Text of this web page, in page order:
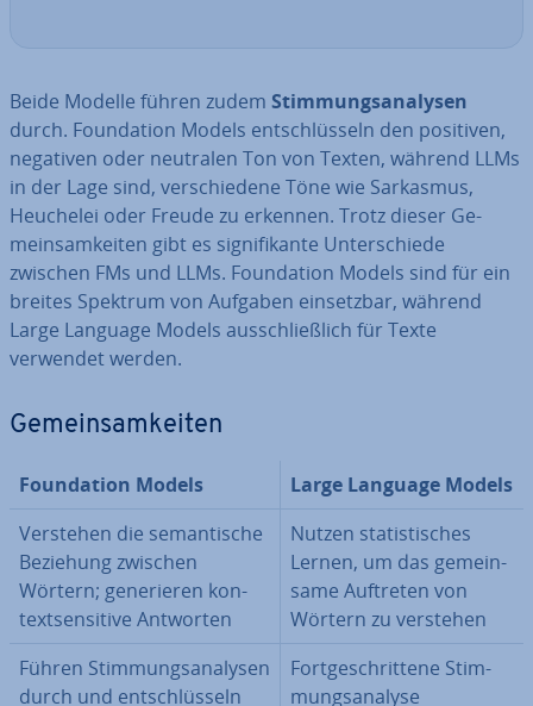
Beide Modelle führen zudem Stim­mungs­ana­ly­sen
durch. Foun­da­ti­on Models ent­schlüs­seln den positiven,
negativen oder neutralen Ton von Texten, während LLMs
in der Lage sind, ver­schie­de­ne Töne wie Sarkasmus,
Heuchelei oder Freude zu erkennen. Trotz dieser Ge­
mein­sam­kei­ten gibt es si­gni­fi­kan­te Un­ter­schie­de
zwischen FMs und LLMs. Foun­da­ti­on Models sind für ein
breites Spektrum von Aufgaben ein­setz­bar, während
Large Language Models aus­schließ­lich für Texte
verwendet werden.
Ge­mein­sam­kei­ten
Foun­da­ti­on Models
Large Language Models
Verstehen die se­man­ti­sche
Beziehung zwischen
Wörtern; ge­ne­rie­ren kon­
text­sen­si­ti­ve Antworten
Nutzen sta­tis­ti­sches
Lernen, um das ge­mein­
sa­me Auftreten von
Wörtern zu verstehen
Führen Stim­mungs­ana­ly­sen
durch und ent­schlüs­seln
Fort­ge­schrit­te­ne Stim­
mungs­ana­ly­se